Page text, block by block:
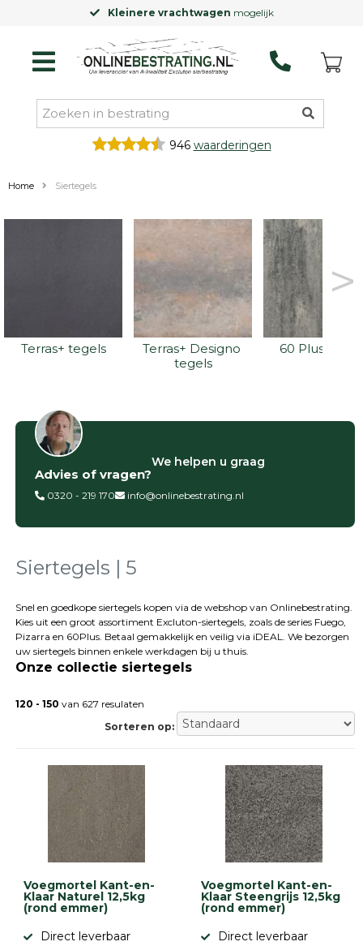
Kleinere vrachtwagen mogelijk
946 waarderingen
Home Siertegels
Terras+ tegels
Terras+ Designo
tegels
60 Plus
>
Filter op
Categorieën
Betontegels
tegels
Natuursteen
Terrastegels
Tuintegels
Stoeptegels
Buitentegels
bestrating
Trommelstenen
Wildverband
bestrating
Straatklinkers
Betonbanden
Advies of vragen?
We helpen u graag
0320 - 219 170 info@onlinebestrating.nl
Siertegels | 5
Snel en goedkope siertegels kopen via de webshop van Onlinebestrating.
Kies uit een groot assortiment Excluton-siertegels, zoals de series Fuego,
Pizarra en 60Plus. Betaal gemakkelijk en veilig via iDEAL. We bezorgen
uw siertegels binnen enkele werkdagen bij u thuis.
Onze collectie siertegels
120 - 150 van 627 resulaten
Sorteren op:
Voegmortel Kant-en-
Klaar Naturel 12,5kg
(rond emmer)
Direct leverbaar
Voegmortel Kant-en-
Klaar Steengrijs 12,5kg
(rond emmer)
Direct leverbaar